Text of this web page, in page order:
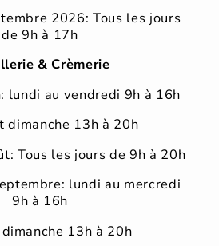
2026: Tous les jours
de 9h à 17h
& Crèmerie
lundi au vendredi 9h à 16h
dimanche 13h à 20h
Tous les jours de 9h à 20h
lundi au mercredi
9h à 16h
13h à 20h